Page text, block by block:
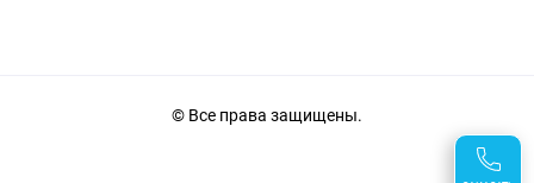
© Все права защищены.